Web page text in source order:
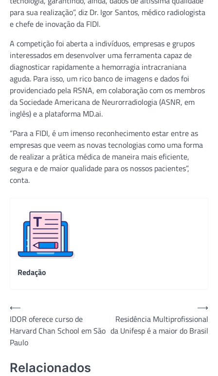
para sua realização”, diz Dr. Igor Santos, médico radiologista
e chefe de inovação da FIDI.
A competição foi aberta a indivíduos, empresas e grupos
interessados em desenvolver uma ferramenta capaz de
diagnosticar rapidamente a hemorragia intracraniana
aguda. Para isso, um rico banco de imagens e dados foi
providenciado pela RSNA, em colaboração com os membros
da Sociedade Americana de Neurorradiologia (ASNR, em
inglês) e a plataforma MD.ai.
“Para a FIDI, é um imenso reconhecimento estar entre as
empresas que veem as novas tecnologias como uma forma
de realizar a prática médica de maneira mais eficiente,
segura e de maior qualidade para os nossos pacientes”,
conta.
Redação
Navegação
de
Post
⟵
IDOR oferece curso de
Harvard Chan School em São
Paulo
Residência Multiprofissional
da Unifesp é a maior do Brasil
⟶
Relacionados